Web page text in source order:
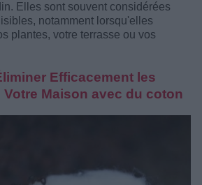
Elles sont souvent considérées
notamment lorsqu'elles
plantes, votre terrasse ou vos
Efficacement les
Votre Maison avec du coton